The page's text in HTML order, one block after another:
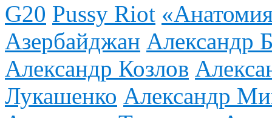
G20 Pussy Riot
Азербайджан Александр
Александр Козлов
Лукашенко Александр